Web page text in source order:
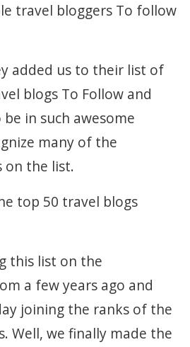
travel bloggers To follow
added us to their list of
blogs To Follow and
in such awesome
many of the
on the list.
top 50 travel blogs
this list on the
a few years ago and
joining the ranks of the
Well, we finally made the